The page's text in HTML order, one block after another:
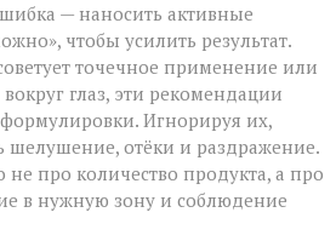
— наносить активные
чтобы усилить результат.
точечное применение или
глаз, эти рекомендации
Игнорируя их,
шелушение, отёки и раздражение.
про количество продукта, а про
в нужную зону и соблюдение